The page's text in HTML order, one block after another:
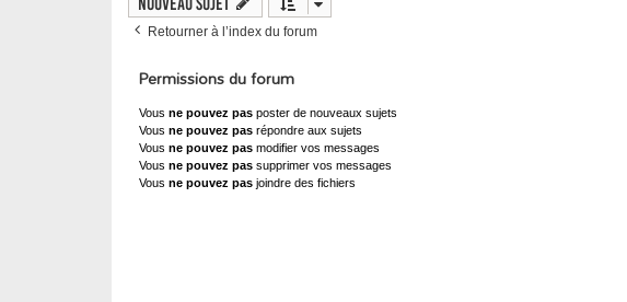
Retourner à l’index du forum
Permissions du forum
Vous ne pouvez pas poster de nouveaux sujets
Vous ne pouvez pas répondre aux sujets
Vous ne pouvez pas modifier vos messages
Vous ne pouvez pas supprimer vos messages
Vous ne pouvez pas joindre des fichiers